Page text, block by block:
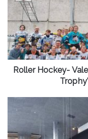
deuxième
de
"Chums
Trophy"
le
week-
Roller Hockey-
Valenciennes
matinée